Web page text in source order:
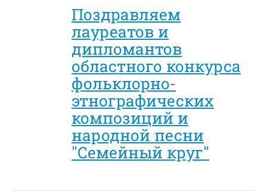
Поздравляем
лауреатов и
дипломантов
областного конкурса
фольклорно-
этнографических
композиций и
народной песни
"Семейный круг"